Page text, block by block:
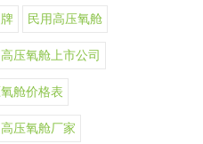
民用高压氧舱
压氧舱上市公司
舱价格表
压氧舱厂家